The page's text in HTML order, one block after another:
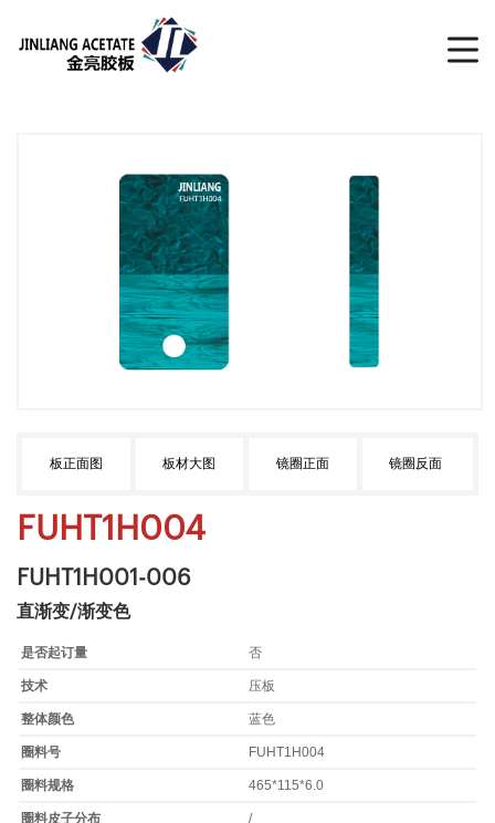
板正面图 板材大图 镜圈正面 镜圈反面
FUHT1H004
FUHT1H001-006
直渐变/渐变色
是否起订量 否
技术 压板
整体颜色 蓝色
圈料号 FUHT1H004
圈料规格 465*115*6.0
圈料皮子分布 /